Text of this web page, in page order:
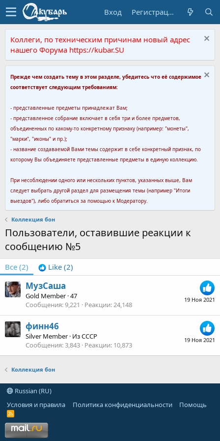
Вход Регистрация
Коллеги, по техническим причинам новый адрес
нашего Форума https://kubar.SU
Прежде чем создать тему в этом разделе, убедитесь что её содержимое
соответствует следующим требованиям:
- представленные предметы принадлежат Вам;
- представленное собрание включает в себя три и более предметов,
объединенных по какому-то конкретному признаку (например: "монеты",
"марки", "иконы" и пр.);
- название создаваемой Вами темы содержит в себе конкретный признак, по
которому Вы объединяете представленные предметы в единую коллекцию.
При несоблюдении одного или нескольких пунктов, указанных выше, Вам
следует выбрать другой раздел для размещения темы (например "Итоги
выездов"), либо обратиться за помощью к Модератору.
Коллекция бон
Пользователи, оставившие реакции к
сообщению №5
Все (2) Like (2)
19 Ноя 2021
МузСаша
Gold Member ·47
Сообщения 9,221 Реакции 24,148
19 Ноя 2021
финн46
Silver Member · ИзСССР
Сообщения 3,843 Реакции 10,873
Коллекция бон
Russian (RU)
Условия и правила
Политика конфиденциальности Помощь
R
S